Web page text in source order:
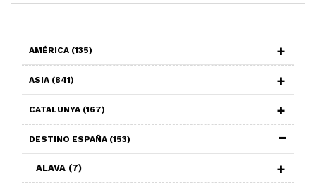
AMÉRICA (135)
ASIA (841)
CATALUNYA (167)
DESTINO ESPAÑA (153)
ALAVA (7)